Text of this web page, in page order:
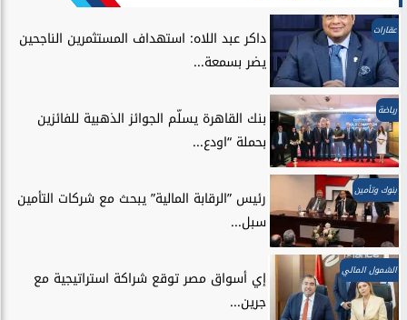
عقارات
داكر عبد اللاه: استهداف المستثمرين الناجحين
يضر بسمعة...
رياضة
بنك القاهرة يسلّم الجوائز الذهبية للفائزين
بحملة “اودع...
بنوك وتأمين
رئيس ”الرقابة المالية” يبحث مع شركات التأمين
سبل...
الشمول المالي
إي أسواق مصر توقع شراكة استراتيجية مع
جرين...